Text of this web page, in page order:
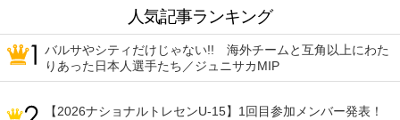
人気記事ランキング
バルサやシティだけじゃない!! 海外チームと互角以上にわた
りあった日本人選手たち／ジュニサカMIP
【2026ナショナルトレセンU-15】1回目参加メンバー発表！